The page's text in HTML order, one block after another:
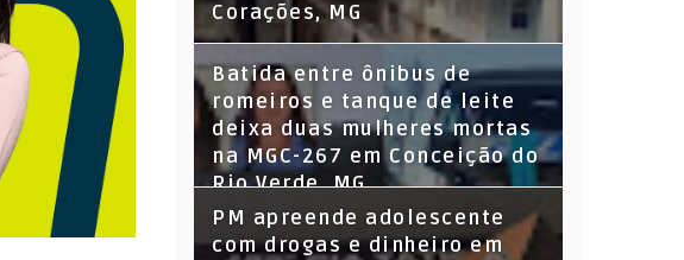
Corações, MG
Batida entre ônibus de
romeiros e tanque de leite
deixa duas mulheres mortas
na MGC-267 em Conceição do
Rio Verde, MG
PM apreende adolescente
com drogas e dinheiro em